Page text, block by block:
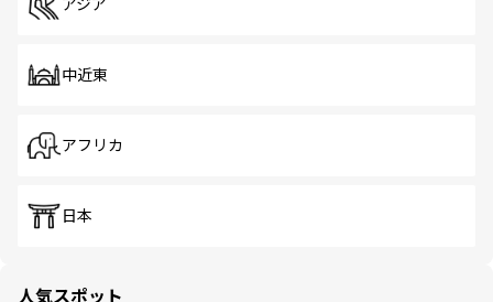
アジア
中近東
アフリカ
日本
人気スポット